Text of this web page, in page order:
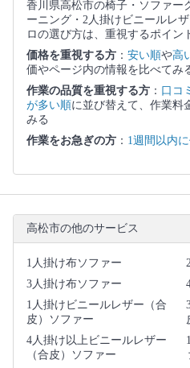
香川県高松市の椅子・ソファー
ーニング・2人掛けビニールレ
ロの選び方は、重視するポイン
価格を重視する方 ： 安い順や高
価やページ内の情報を比べてみ
作業の品質を重視する方 ： 口コ
が多い順に並び替えて、作業料
みる
作業をお急ぎの方 ： 1週間以内
高松市の他のサービス
1人掛け布ソファー
3人掛け布ソファー
1人掛けビニールレザー（合
皮）ソファー
4人掛け以上ビニールレザー
（合皮）ソファー